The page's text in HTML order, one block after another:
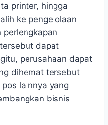
printer, hingga
ke pengelolaan
perlengkapan
dapat
perusahaan dapat
dihemat tersebut
lainnya yang
bisnis